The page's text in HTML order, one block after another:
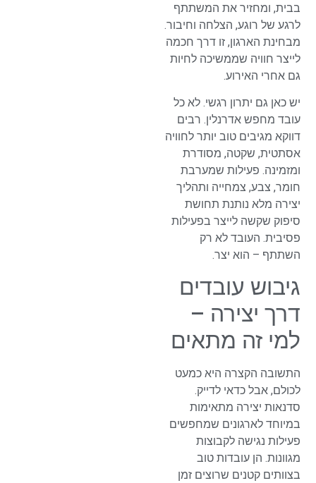
בבית, ומחזיר את המשתתף
לרגע של רוגע, הצלחה וחיבור.
מבחינת הארגון, זו דרך חכמה
לייצר חוויה שממשיכה לחיות
גם אחרי האירוע.
יש כאן גם יתרון רגשי. לא כל
עובד מחפש אדרנלין. רבים
דווקא מגיבים טוב יותר לחוויה
אסתטית, שקטה, מסודרת
ומזמינה. פעילות שמערבת
חומר, צבע, צמחייה ותהליך
יצירה מלא נותנת תחושת
סיפוק שקשה לייצר בפעילות
פסיבית. העובד לא רק
השתתף – הוא יצר.
גיבוש עובדים
דרך יצירה –
למי זה מתאים
התשובה הקצרה היא כמעט
לכולם, אבל כדאי לדייק.
סדנאות יצירה מתאימות
במיוחד לארגונים שמחפשים
פעילות נגישה לקבוצות
מגוונות. הן עובדות טוב
בצוותים קטנים שרוצים זמן